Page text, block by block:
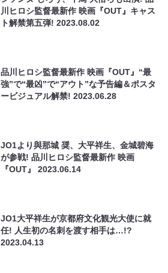
川ヒロシ監督最新作 映画『OUT』キャス
ト解禁第五弾!2023.08.02
品川ヒロシ監督最新作 映画『OUT』“最
強”で“最凶”で“アウト”な予告編＆ポスタ
ービジュアル解禁!2023.06.28
JO1より與那城 奨、⼤平祥⽣、⾦城碧海
が参戦! 品川ヒロシ監督最新作 映画
『OUT』2023.06.14
JO1大平祥生が京都府文化観光大使に就
任! 人生初の名刺を渡す相手は…!?
2023.04.13